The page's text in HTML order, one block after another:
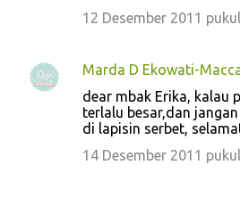
12 Desember 2011
Marda D Ekowati-
dear mbak Erika, kalau
terlalu besar,dan
di lapisin serbet,
14 Desember 2011